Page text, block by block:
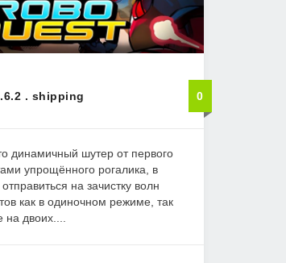
. shipping 0
динамичный шутер от первого
упрощённого рогалика, в
на зачистку волн
как в одиночном режиме, так
на двоих....